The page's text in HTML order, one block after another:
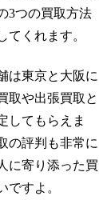
3つの買取方法
てくれます。
は東京と大阪に
取や出張買取と
してもらえま
の評判も非常に
に寄り添った買
ですよ。